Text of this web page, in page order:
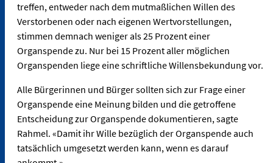
treffen, entweder nach dem mutmaßlichen Willen des
Verstorbenen oder nach eigenen Wertvorstellungen,
stimmen demnach weniger als 25 Prozent einer
Organspende zu. Nur bei 15 Prozent aller möglichen
Organspenden liege eine schriftliche Willensbekundung vor.
Alle Bürgerinnen und Bürger sollten sich zur Frage einer
Organspende eine Meinung bilden und die getroffene
Entscheidung zur Organspende dokumentieren, sagte
Rahmel. «Damit ihr Wille bezüglich der Organspende auch
tatsächlich umgesetzt werden kann, wenn es darauf